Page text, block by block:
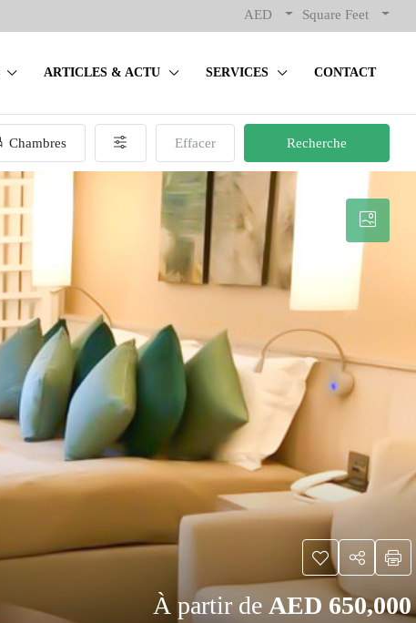
AED Square Feet
ARTICLES & ACTU SERVICES CONTACT
Chambres Effacer Recherche
À partir de AED 650,000